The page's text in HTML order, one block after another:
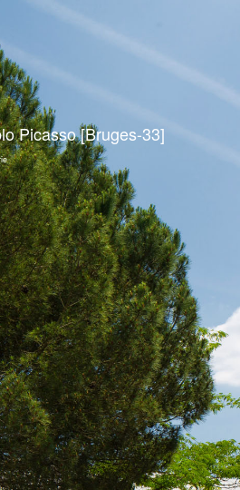
Picasso [Bruges-33]